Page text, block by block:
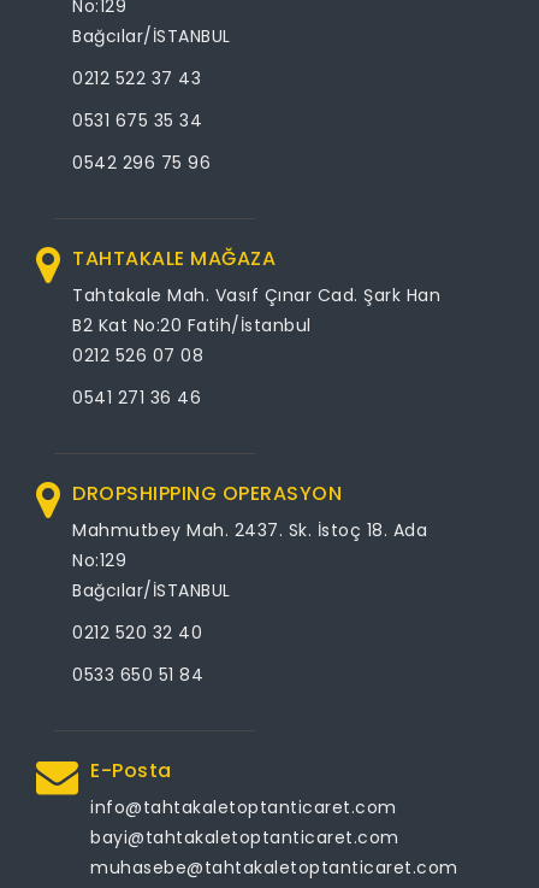
No:129
Bağcılar/İSTANBUL
0212 522 37 43
0531 675 35 34
0542 296 75 96
TAHTAKALE MAĞAZA
Tahtakale Mah. Vasıf Çınar Cad. Şark Han
B2 Kat No:20 Fatih/İstanbul
0212 526 07 08
0541 271 36 46
DROPSHIPPING OPERASYON
Mahmutbey Mah. 2437. Sk. İstoç 18. Ada
No:129
Bağcılar/İSTANBUL
0212 520 32 40
0533 650 51 84
E-Posta
info@tahtakaletoptanticaret.com
bayi@tahtakaletoptanticaret.com
muhasebe@tahtakaletoptanticaret.com